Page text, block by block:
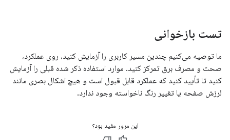
تست بازخوانی
ما توصیه می‌کنیم چندین مسیر کاربری را آزمایش کنید، روی عملکرد،
صحت و مصرف برق تمرکز کنید. موارد استفاده ذکر شده قبلی را آزمایش
کنید تا تأیید کنید که عملکرد قابل قبول است و هیچ اشکال بصری مانند
لرزش صفحه یا تغییر رنگ ناخواسته وجود ندارد.
این مرور مفید بود؟